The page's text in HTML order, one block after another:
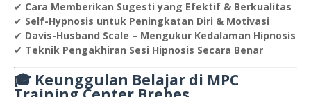
✔ Cara Memberikan Sugesti yang Efektif & Berkualitas
✔ Self-Hypnosis untuk Peningkatan Diri & Motivasi
✔ Davis-Husband Scale – Mengukur Kedalaman Hipnosis
✔ Teknik Pengakhiran Sesi Hipnosis Secara Benar
🎓 Keunggulan Belajar di MPC